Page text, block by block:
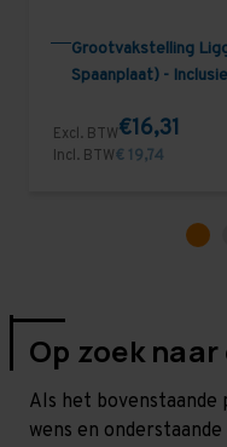
Grootvakstelling
Spaanplaat) -
Excl. BTW€16,31
Incl. BTW€ 19,74
Op zoek
Als het bovenstaande
wens en